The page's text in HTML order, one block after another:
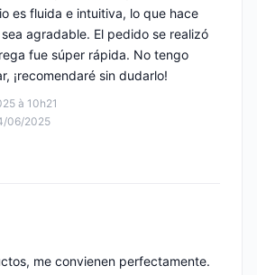
à 10h21
06/2025
es fluida e intuitiva, lo que hace
agradable. El pedido se realizó
fue súper rápida. No tengo
¡recomendaré sin dudarlo!
me convienen perfectamente.